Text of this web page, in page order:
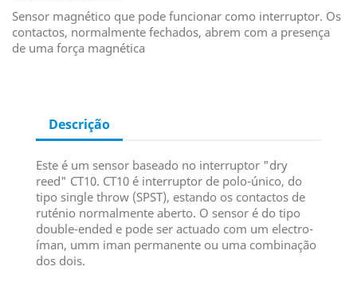
Sensor magnético que pode funcionar como interruptor. Os
contactos, normalmente fechados, abrem com a presença
de uma força magnética
Descrição
Este é um sensor baseado no interruptor "dry
reed" CT10. CT10 é interruptor de polo-único, do
tipo single throw (SPST), estando os contactos de
ruténio normalmente aberto. O sensor é do tipo
double-ended e pode ser actuado com um electro-
íman, umm iman permanente ou uma combinação
dos dois.